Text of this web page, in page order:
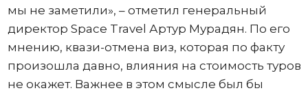
мы не заметили», – отметил генеральный
директор Space Travel Артур Мурадян. По его
мнению, квази-отмена виз, которая по факту
произошла давно, влияния на стоимость туров
не окажет. Важнее в этом смысле был бы